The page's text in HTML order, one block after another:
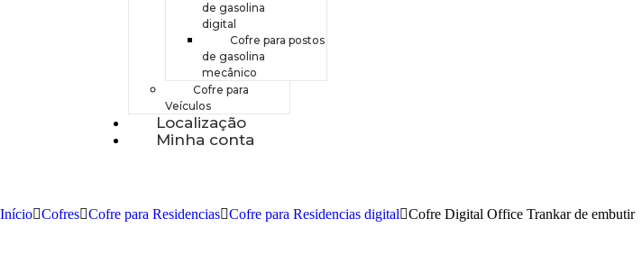
de gasolina
digital
Cofre para postos
de gasolina
mecânico
Cofre para
Veículos
Localização
Minha conta
Início Cofres Cofre para Residencias Cofre para Residencias digital Cofre Digital Office Trankar de embutir